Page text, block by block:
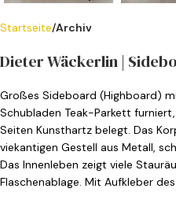
Startseite Archiv
Dieter Wäckerlin |
Großes Sideboard (Highboard)
Schubladen Teak-Parkett
Seiten Kunsthartz belegt. Das
viekantigen Gestell aus Metall,
Das Innenleben zeigt viele
Flaschenablage. Mit Aufkleber